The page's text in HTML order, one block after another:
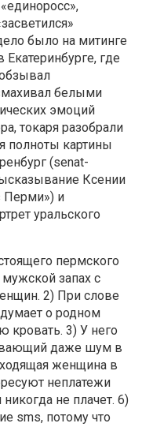
было на митинге
где
белыми
эмоций
токаря разобрали
полноты картины
(senat-
Ксении
Перми») и
уральского
пермского
мужской запах с
2) При слове
о родном
кровать. 3) У него
даже шум в
женщина в
неплатежи
не плачет. 6)
sms, потому что